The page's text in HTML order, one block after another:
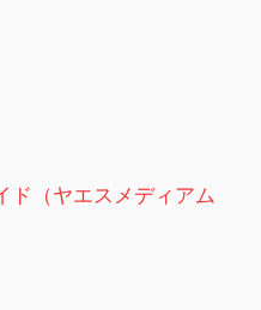
ド（ヤエスメディアム